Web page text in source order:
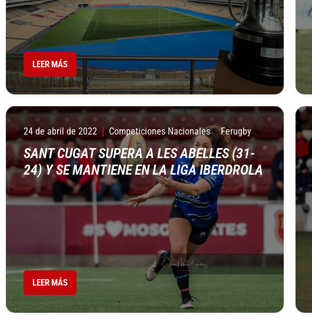
LEER MÁS
24 de abril de 2022 Competiciones Nacionales Ferugby
SANT CUGAT SUPERA A LES ABELLES (31-
24) Y SE MANTIENE EN LA LIGA IBERDROLA
LEER MÁS